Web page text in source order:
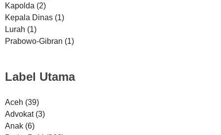
Kapolda (2)
Kepala Dinas (1)
Lurah (1)
Prabowo-Gibran (1)
Label Utama
Aceh (39)
Advokat (3)
Anak (6)